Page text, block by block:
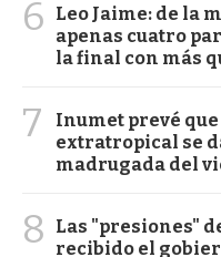
6
Leo Jaime: de la
apenas cuatro
la final con más
7
Inumet prevé
extratropical se
madrugada del
8
Las "presiones"
recibido el